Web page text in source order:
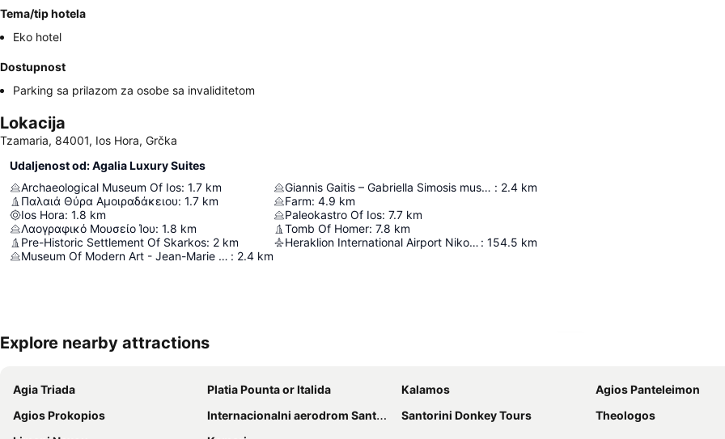
Tema/tip hotela
Eko hotel
Dostupnost
Parking sa prilazom za osobe sa invaliditetom
Lokacija
Tzamaria, 84001, Ios Hora, Grčka
Udaljenost od: Agalia Luxury Suites
Archaeological Museum Of Ios: 1.7 km
Παλαιά Θύρα Αμοιραδάκειου: 1.7 km
Ios Hora: 1.8 km
Λαογραφικό Μουσείο Ίου: 1.8 km
Pre-Historic Settlement Of Skarkos: 2 km
Museum Of Modern Art - Jean-Marie Drot : 2.4 km
Giannis Gaitis – Gabriella Simosis museum : 2.4 km
Farm: 4.9 km
Paleokastro Of Ios: 7.7 km
Tomb Of Homer: 7.8 km
Heraklion International Airport Nikos Kazantzakis : 154.5 km
Explore nearby attractions
Agia Triada Platia Pounta or Italida Kalamos
Agios Panteleimon
Agios Prokopios
Internacionalni aerodrom Santorini Santorini Donkey Tours
Theologos